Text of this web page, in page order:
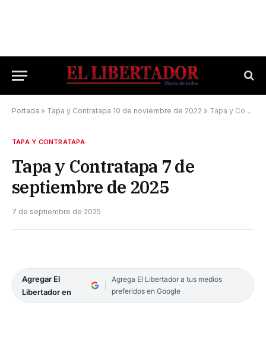
Portada » Tapa y Contratapa 10 de noviembre de 2022 » Tapa y Contratapa 7 de septiembre de 2025
TAPA Y CONTRATAPA
Tapa y Contratapa 7 de
septiembre de 2025
7 de septiembre de 2025
Agregar El
Libertador en
Agrega El Libertador a tus medios
preferidos en Google